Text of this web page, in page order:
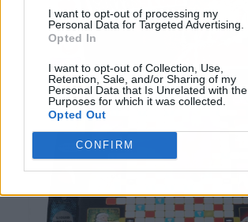
I want to opt-out of processing my
Personal Data for Targeted Advertising.
Opted In
I want to opt-out of Collection, Use,
Retention, Sale, and/or Sharing of my
Personal Data that Is Unrelated with the
Purposes for which it was collected.
Opted Out
CONFIRM